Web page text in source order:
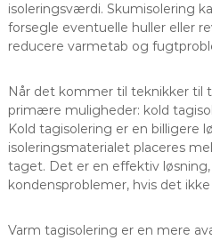
isoleringsværdi. Skumisolering
forsegle eventuelle huller eller
reducere varmetab og
Når det kommer til teknikker til
primære muligheder: kold
Kold tagisolering er en billigere
isoleringsmaterialet placeres
taget. Det er en effektiv
kondensproblemer, hvis det
Varm tagisolering er en mere